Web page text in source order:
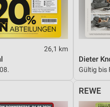
26,1 km
Dieter
Gültig bis
REWE
Personalisierung von Inhalten
zur Auswahl personalisierter
von Inhalten
Statistiken oder